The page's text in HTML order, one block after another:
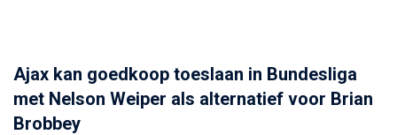
Ajax kan goedkoop toeslaan in Bundesliga
met Nelson Weiper als alternatief voor Brian
Brobbey